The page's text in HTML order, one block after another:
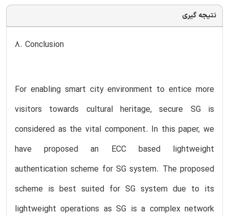
نتیجه گیری
8. Conclusion
For enabling smart city environment to entice more
visitors towards cultural heritage, secure SG is
considered as the vital component. In this paper, we
have proposed an ECC based lightweight
authentication scheme for SG system. The proposed
scheme is best suited for SG system due to its
lightweight operations as SG is a complex network